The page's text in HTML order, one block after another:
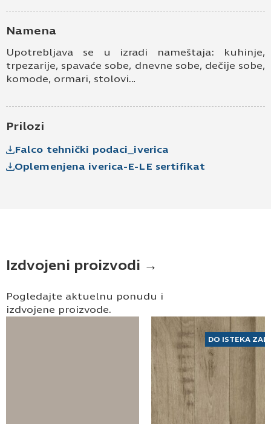
privatnosti
*
Prijavljujem se za vesti i obaveštenja putem
Namena
Upotrebljava se u izradi nameštaja: kuhinje,
trpezarije, spavaće sobe, dnevne sobe, dečije sobe,
komode, ormari, stolovi…
Prilozi
Falco tehnički podaci_iverica
Oplemenjena iverica-E-LE sertifikat
Izdvojeni proizvodi →
Pogledajte aktuelnu ponudu i
izdvojene proizvode.
DO ISTEKA